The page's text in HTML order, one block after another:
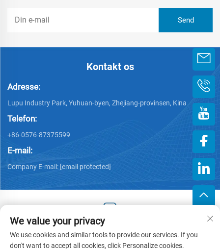
Kontakt os
Adresse:
Lupu Industry Park, Yuhuan-byen, Zhejiang-provinsen, Kina
Telefon:
+86-0576-87375599
E-mail:
Company E-mail: [email protected]
Copyright © 2025 af Zhejiang Hengjiang Plastic Co., Ltd. -
Privatlivspolitik
We value your privacy
We use cookies and similar tools to provide our services. If you
don't want to accept all cookies, click Personalize cookies.